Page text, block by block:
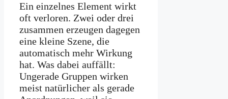
Ein einzelnes Element wirkt
oft verloren. Zwei oder drei
zusammen erzeugen dagegen
eine kleine Szene, die
automatisch mehr Wirkung
hat. Was dabei auffällt:
Ungerade Gruppen wirken
meist natürlicher als gerade